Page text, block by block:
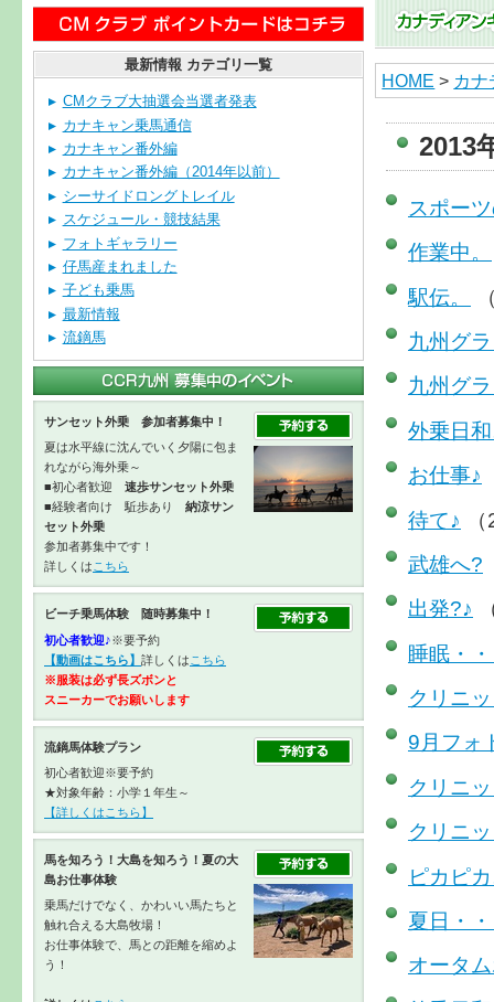
HOME > カ
2013
スポー
作業中。
駅伝。
九州グ
九州グ
外乗日
お仕事♪
待て♪
武雄へ?
出発?♪
睡眠・
クリニ
9月フォ
クリニ
クリニ
ピカピ
夏日・
オータ
最新情報 カテゴリ一覧
CMクラブ大抽選会当選者発表
カナキャン乗馬通信
カナキャン番外編
カナキャン番外編（2014年以前）
シーサイドロングトレイル
スケジュール・競技結果
フォトギャラリー
仔馬産まれました
子ども乗馬
最新情報
流鏑馬
サンセット外乗 参加者募集中！
夏は水平線に沈んでいく夕陽に包ま
れながら海外乗～
■初心者歓迎 速歩サンセット外乗
■経験者向け 駈歩あり 納涼サン
セット外乗
参加者募集中です！
詳しくは こちら
ビーチ乗馬体験 随時募集中！
初心者歓迎♪※要予約
【動画はこちら】 詳しくは こちら
※服装は必ず長ズボンと
スニーカーでお願いします
流鏑馬体験プラン
初心者歓迎※要予約
★対象年齢：小学１年生～
【詳しくはこちら】
馬を知ろう！大島を知ろう！夏の大
島お仕事体験
乗馬だけでなく、かわいい馬たちと
触れ合える大島牧場！
お仕事体験で、馬との距離を縮めよ
う！